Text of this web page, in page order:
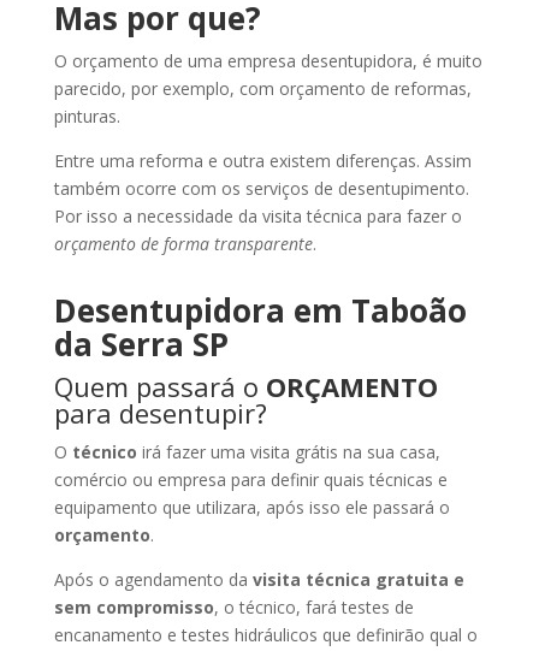
Mas por que?
O orçamento de uma empresa desentupidora, é muito
parecido, por exemplo, com orçamento de reformas,
pinturas.
Entre uma reforma e outra existem diferenças. Assim
também ocorre com os serviços de desentupimento.
Por isso a necessidade da visita técnica para fazer o
orçamento de forma transparente.
Desentupidora em Taboão
da Serra SP
Quem passará o ORÇAMENTO
para desentupir?
O técnico irá fazer uma visita grátis na sua casa,
comércio ou empresa para definir quais técnicas e
equipamento que utilizara, após isso ele passará o
orçamento.
Após o agendamento da visita técnica gratuita e
sem compromisso, o técnico, fará testes de
encanamento e testes hidráulicos que definirão qual o